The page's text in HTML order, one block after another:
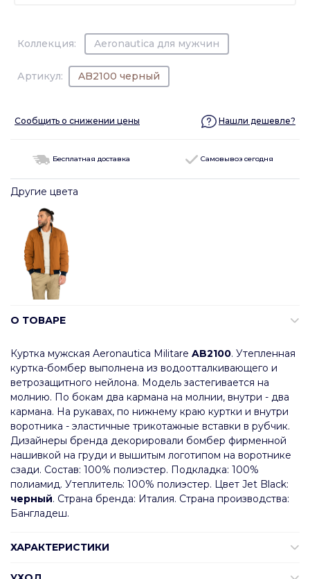
Коллекция: Aeronautica для мужчин
Артикул: AB2100 черный
Сообщить о снижении цены Нашли дешевле?
Бесплатная доставка Самовывоз сегодня
Другие цвета
О ТОВАРЕ
Куртка мужская Aeronautica Militare AB2100. Утепленная
куртка-бомбер выполнена из водоотталкивающего и
ветрозащитного нейлона. Модель застегивается на
молнию. По бокам два кармана на молнии, внутри - два
кармана. На рукавах, по нижнему краю куртки и внутри
воротника - эластичные трикотажные вставки в рубчик.
Дизайнеры бренда декорировали бомбер фирменной
нашивкой на груди и вышитым логотипом на воротнике
сзади. Состав: 100% полиэстер. Подкладка: 100%
полиамид. Утеплитель: 100% полиэстер. Цвет Jet Black:
черный. Страна бренда: Италия. Страна производства:
Бангладеш.
ХАРАКТЕРИСТИКИ